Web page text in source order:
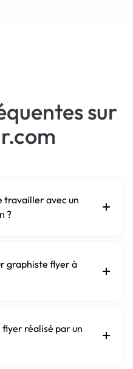
sur
travailler avec un
?
graphiste flyer à
réalisé par un